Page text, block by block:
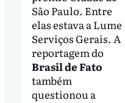
São Paulo. Entre
elas estava a Lume
Serviços Gerais. A
reportagem do
Brasil de Fato
também
questionou a